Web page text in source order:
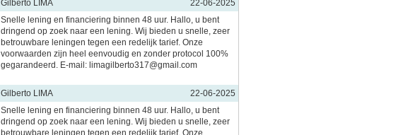
Gilberto LIMA
22-06-2025
Snelle lening en financiering binnen 48 uur. Hallo, u bent
dringend op zoek naar een lening. Wij bieden u snelle, zeer
betrouwbare leningen tegen een redelijk tarief. Onze
voorwaarden zijn heel eenvoudig en zonder protocol 100%
gegarandeerd. E-mail: limagilberto317@gmail.com
Gilberto LIMA
22-06-2025
Snelle lening en financiering binnen 48 uur. Hallo, u bent
dringend op zoek naar een lening. Wij bieden u snelle, zeer
betrouwbare leningen tegen een redelijk tarief. Onze